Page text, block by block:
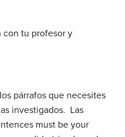
con tu profesor y
párrafos que necesites
investigados. Las
must be your